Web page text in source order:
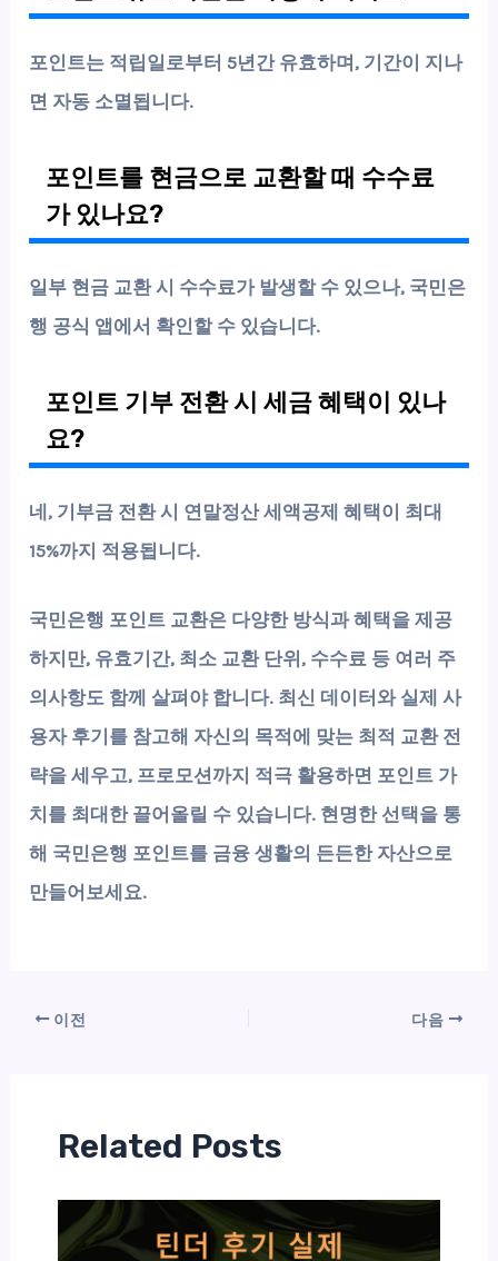
포인트는 적립일로부터 5년간 유효하며, 기간이 지나
면 자동 소멸됩니다.
포인트를 현금으로 교환할 때 수수료
가 있나요?
일부 현금 교환 시 수수료가 발생할 수 있으나, 국민은
행 공식 앱에서 확인할 수 있습니다.
포인트 기부 전환 시 세금 혜택이 있나
요?
네, 기부금 전환 시 연말정산 세액공제 혜택이 최대
15%까지 적용됩니다.
국민은행 포인트 교환은 다양한 방식과 혜택을 제공
하지만, 유효기간, 최소 교환 단위, 수수료 등 여러 주
의사항도 함께 살펴야 합니다. 최신 데이터와 실제 사
용자 후기를 참고해 자신의 목적에 맞는 최적 교환 전
략을 세우고, 프로모션까지 적극 활용하면 포인트 가
치를 최대한 끌어올릴 수 있습니다. 현명한 선택을 통
해 국민은행 포인트를 금융 생활의 든든한 자산으로
만들어보세요.
이전 다음
Related Posts